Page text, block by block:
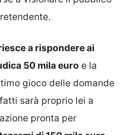
a rispondere ai
50 mila euro e la
gioco delle domande
sarà proprio lei a
pronta per